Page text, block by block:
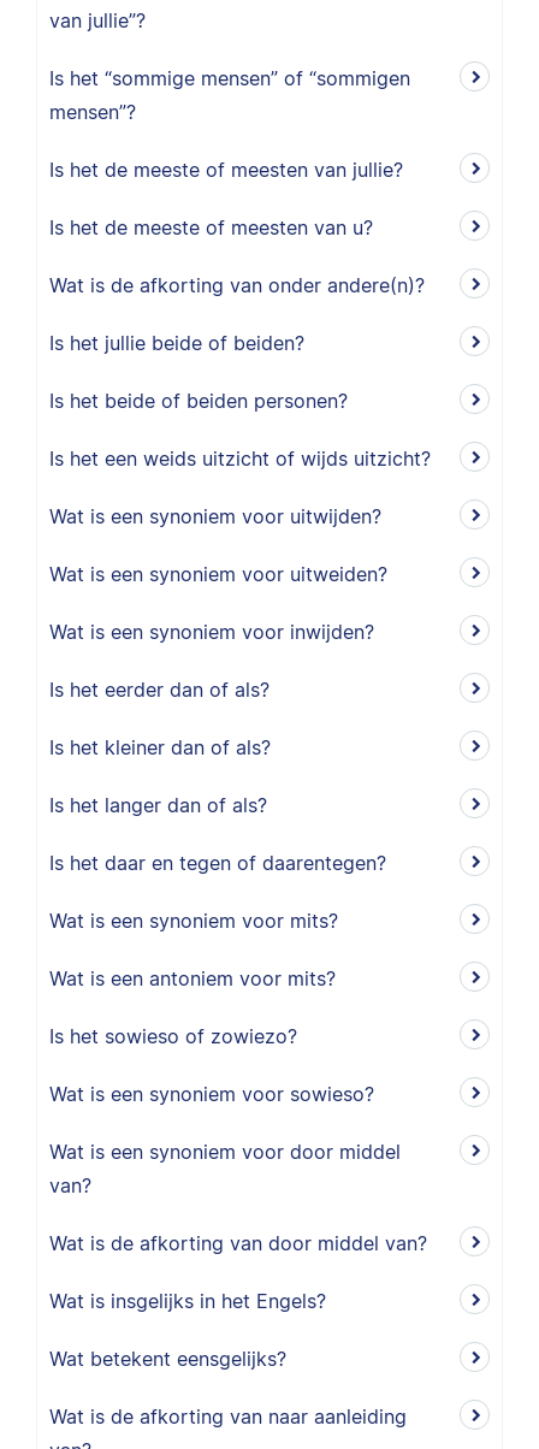
van jullie”?
Is het “sommige mensen” of “sommigen
mensen”?
Is het de meeste of meesten van jullie?
Is het de meeste of meesten van u?
Wat is de afkorting van onder andere(n)?
Is het jullie beide of beiden?
Is het beide of beiden personen?
Is het een weids uitzicht of wijds uitzicht?
Wat is een synoniem voor uitwijden?
Wat is een synoniem voor uitweiden?
Wat is een synoniem voor inwijden?
Is het eerder dan of als?
Is het kleiner dan of als?
Is het langer dan of als?
Is het daar en tegen of daarentegen?
Wat is een synoniem voor mits?
Wat is een antoniem voor mits?
Is het sowieso of zowiezo?
Wat is een synoniem voor sowieso?
Wat is een synoniem voor door middel
van?
Wat is de afkorting van door middel van?
Wat is insgelijks in het Engels?
Wat betekent eensgelijks?
Wat is de afkorting van naar aanleiding